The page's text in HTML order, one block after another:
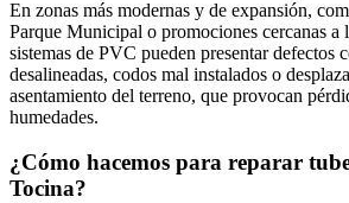
En zonas más modernas y de expansión,
Parque Municipal o promociones cercanas a
sistemas de PVC pueden presentar defectos
desalineadas, codos mal instalados o
asentamiento del terreno, que provocan
humedades.
¿Cómo hacemos para reparar
Tocina?